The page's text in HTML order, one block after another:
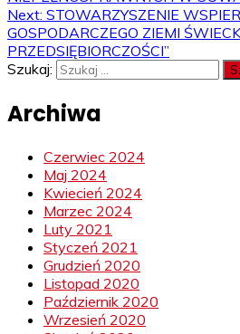
Next: STOWARZYSZENIE
GOSPODARCZEGO ZIEMI
PRZEDSIĘBIORCZOŚCI”
Szukaj:
Archiwa
Czerwiec 2024
Maj 2024
Kwiecień 2024
Marzec 2024
Luty 2021
Styczeń 2021
Grudzień 2020
Listopad 2020
Październik 2020
Wrzesień 2020